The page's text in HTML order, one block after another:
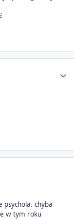
psychola. chyba
w tym roku